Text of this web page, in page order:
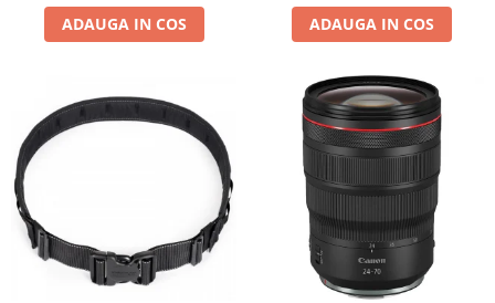
Vizor
Accesorii diverse
Genti foto
Genti Holster TopLoader
Genti, Troller Video
Rucsacuri Foto
Only One Shoulder - SlingShot
Tocuri si huse protectie aparate
ADAUGA IN COS ADAUGA IN COS